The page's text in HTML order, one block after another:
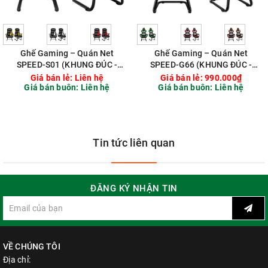
Ghế Gaming – Quán Net
SPEED-S01 (KHUNG ĐÚC -
ĐỆM CAO SU NON)
Giá bán lẻ: Liên hệ
Giá bán buôn: Liên hệ
Ghế Gaming – Quán Net
SPEED-G66 (KHUNG ĐÚC -
MÚT ĐÚC)
Giá bán lẻ: 990.000₫
Giá bán buôn: Liên hệ
Tin tức liên quan
ĐĂNG KÝ NHẬN TIN
VỀ CHÚNG TÔI
Địa chỉ: